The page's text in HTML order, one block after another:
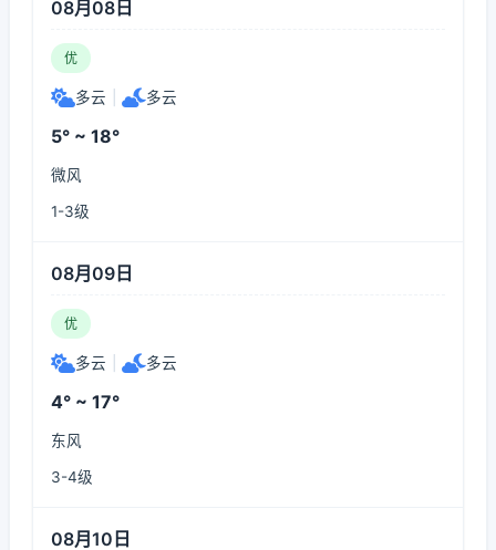
08月08日
优
多云 多云
5° ~ 18°
微风
1-3级
08月09日
优
多云 多云
4° ~ 17°
东风
3-4级
08月10日